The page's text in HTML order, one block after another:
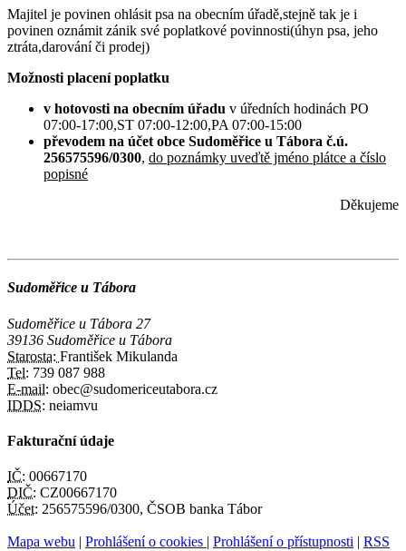
Majitel je povinen ohlásit psa na obecním úřadě,stejně tak je i
povinen oznámit zánik své poplatkové povinnosti(úhyn psa, jeho
ztráta,darování či prodej)
Možnosti placení poplatku
v hotovosti na obecním úřadu v úředních hodinách PO
07:00-17:00,ST 07:00-12:00,PA 07:00-15:00
převodem na účet obce Sudoměřice u Tábora č.ú.
256575596/0300, do poznámky uveďtě jméno plátce a číslo
popisné
Děkujeme
Sudoměřice u Tábora
Sudoměřice u Tábora 27
39136 Sudoměřice u Tábora
Starosta: František Mikulanda
Tel: 739 087 988
E-mail: obec@sudomericeutabora.cz
IDDS: neiamvu
Fakturační údaje
IČ: 00667170
DIČ: CZ00667170
Účet: 256575596/0300, ČSOB banka Tábor
Mapa webu | Prohlášení o cookies | Prohlášení o přístupnosti | RSS